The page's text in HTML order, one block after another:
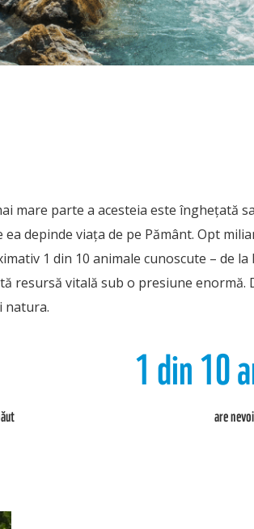
mare parte a acesteia este înghețată
depinde viața de pe Pământ. Opt
1 din 10 animale cunoscute – de
resursă vitală sub o presiune enormă.
natura.
1 din 10
are